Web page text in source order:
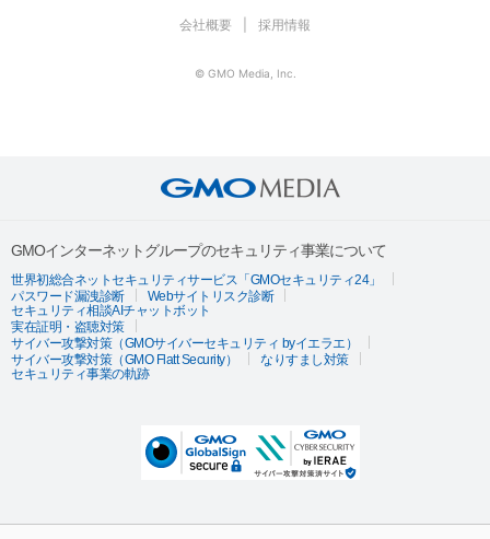
会社概要 採用情報
© GMO Media, Inc.
GMOインターネットグループのセキュリティ事業について
世界初総合ネットセキュリティサービス「GMOセキュリティ24」
パスワード漏洩診断
Webサイトリスク診断
セキュリティ相談AIチャットボット
実在証明・盗聴対策
サイバー攻撃対策（GMOサイバーセキュリティ byイエラエ）
サイバー攻撃対策（GMO Flatt Security）
なりすまし対策
セキュリティ事業の軌跡